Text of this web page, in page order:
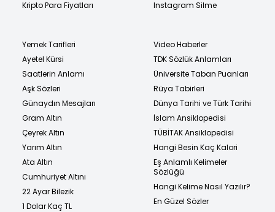
Kripto Para Fiyatları
Instagram Silme
Yemek Tarifleri
Ayetel Kürsi
Saatlerin Anlamı
Aşk Sözleri
Günaydın Mesajları
Gram Altın
Çeyrek Altın
Yarım Altın
Ata Altın
Cumhuriyet Altını
22 Ayar Bilezik
1 Dolar Kaç TL
Video Haberler
TDK Sözlük Anlamları
Üniversite Taban Puanları
Rüya Tabirleri
Dünya Tarihi ve Türk Tarihi
İslam Ansiklopedisi
TÜBİTAK Ansiklopedisi
Hangi Besin Kaç Kalori
Eş Anlamlı Kelimeler
Sözlüğü
Hangi Kelime Nasıl Yazılır?
En Güzel Sözler